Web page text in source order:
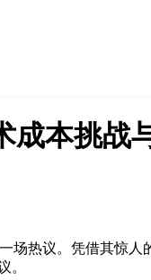
成本挑战
热议。凭借其惊人
。